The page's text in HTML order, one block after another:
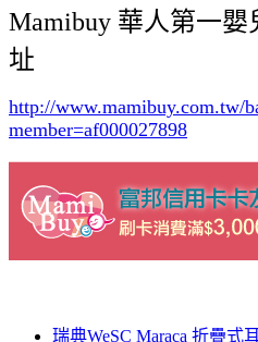
Mamibuy 華人第一
址
http://www.mamibuy.com.tw/
member=af000027898
瑞典WeSC Maraca 折疊式